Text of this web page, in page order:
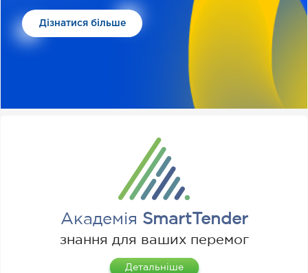
Дізнатися більше
Академія SmartTender
знання для ваших перемог
Детальніше